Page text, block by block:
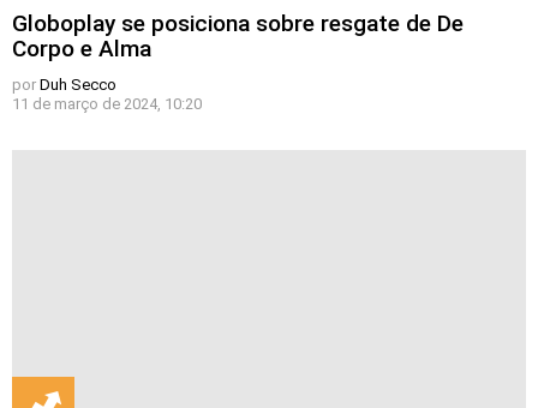
Globoplay se posiciona sobre resgate de De
Corpo e Alma
por Duh Secco
11 de março de 2024, 10:20